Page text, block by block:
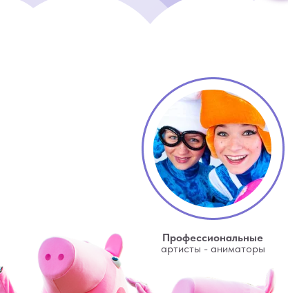
Профессиональные
артисты - аниматоры